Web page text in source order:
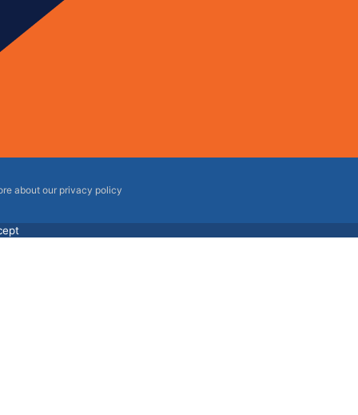
about our privacy policy